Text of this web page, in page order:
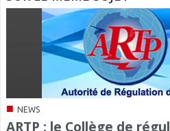
■ NEWS
ARTP : le Collège de